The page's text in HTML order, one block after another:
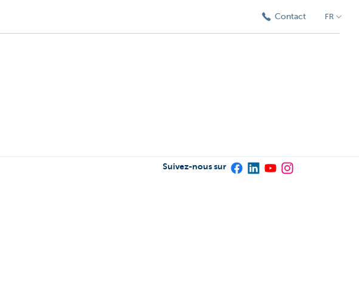
Contact FR
Suivez-nous sur